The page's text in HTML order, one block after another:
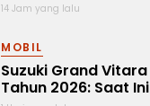
14 Jam yang lalu
MOBIL
Suzuki Grand
Tahun 2026: Saat